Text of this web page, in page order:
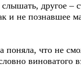
другое –
и не познавшее
что не
виноватого